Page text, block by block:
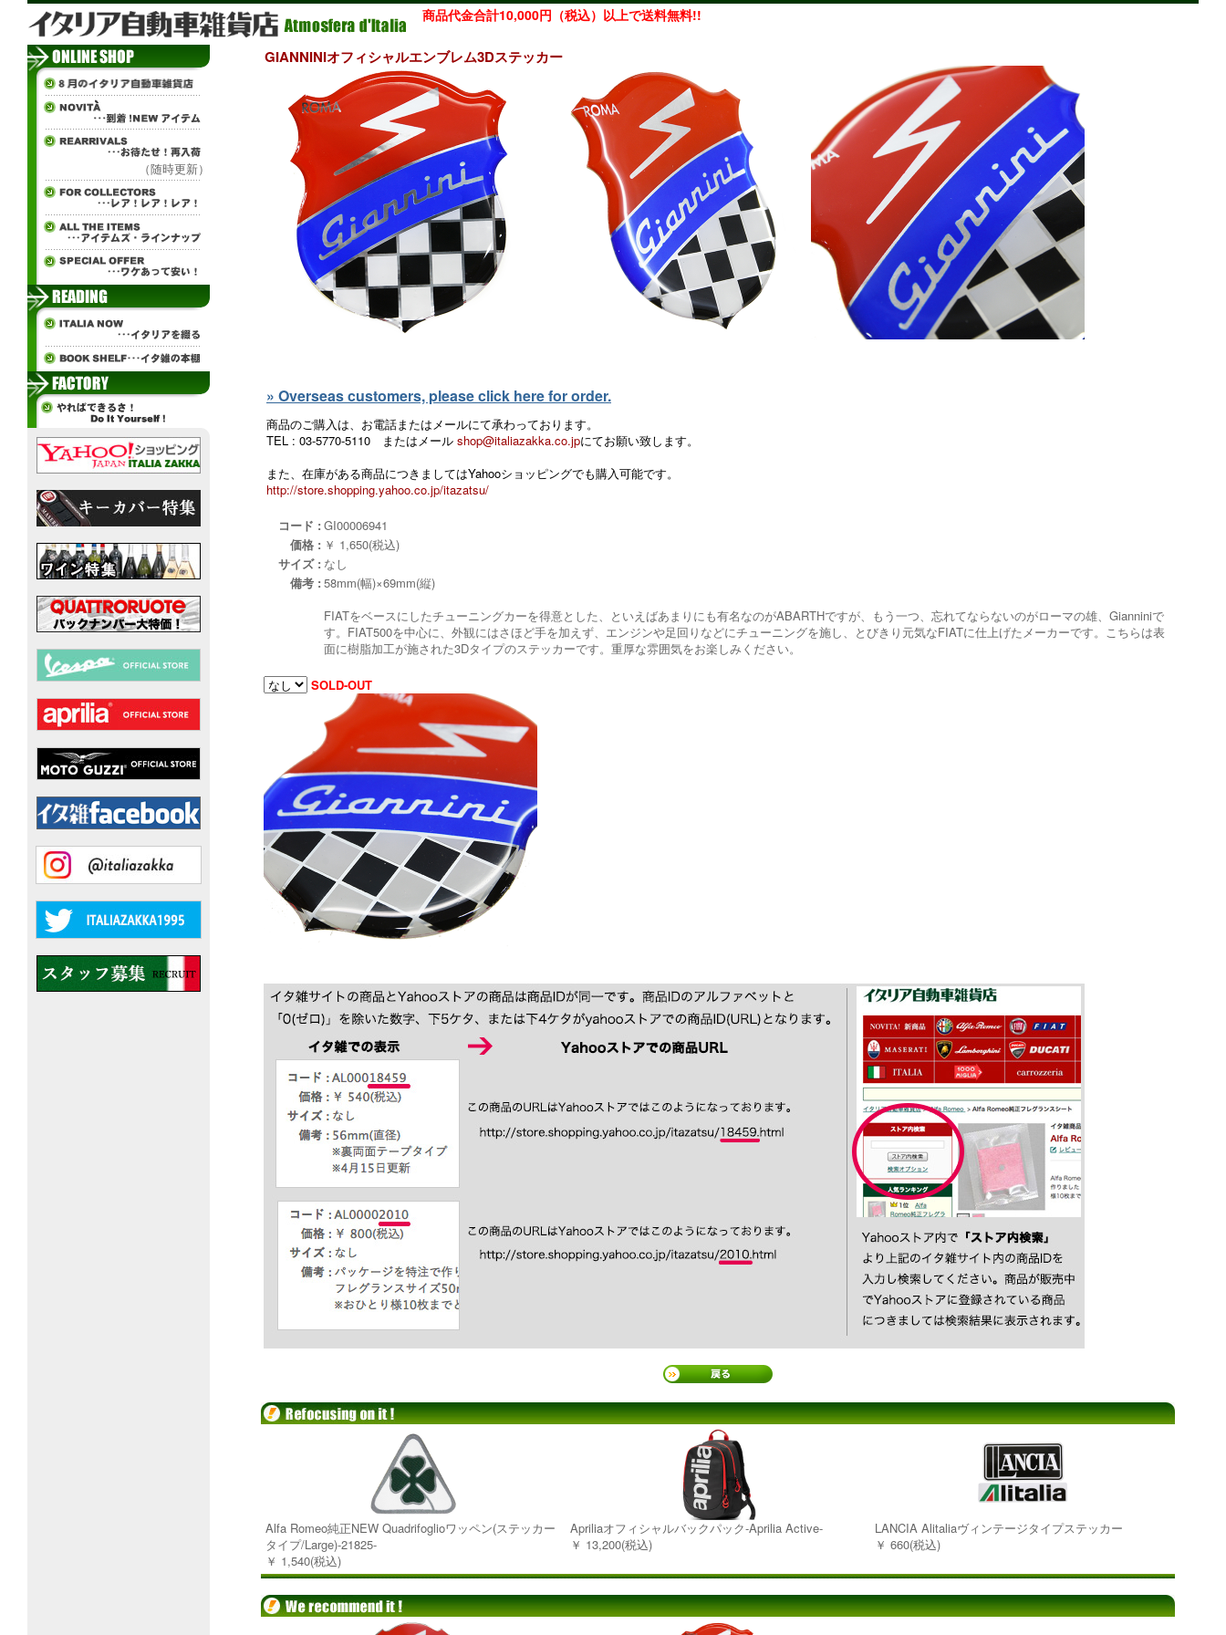
商品代金合計10,000円（税込）以上で送料無料!!
（随時更新）
GIANNINIオフィシャルエンブレム3Dステッカー
» Overseas customers, please click here for order.
商品のご購入は、お電話またはメールにて承わっております。
TEL : 03-5770-5110 またはメール shop@italiazakka.co.jpにてお願い致します。
また、在庫がある商品につきましてはYahooショッピングでも購入可能です。
http://store.shopping.yahoo.co.jp/itazatsu/
コード : GI00006941
価格 : ￥ 1,650(税込)
サイズ : なし
備考 : 58mm(幅)×69mm(縦)
FIATをベースにしたチューニングカーを得意とした、といえばあまりにも有名なのがABARTHですが、もう一つ、忘れてならないのがローマの雄、Gianniniで
す。FIAT500を中心に、外観にはさほど手を加えず、エンジンや足回りなどにチューニングを施し、とびきり元気なFIATに仕上げたメーカーです。こちらは表
面に樹脂加工が施された3Dタイプのステッカーです。重厚な雰囲気をお楽しみください。
SOLD-OUT
Alfa Romeo純正NEW Quadrifoglioワッペン(ステッカー
タイプ/Large)-21825-
￥ 1,540(税込)
Apriliaオフィシャルバックパック-Aprilia Active-
￥ 13,200(税込)
LANCIA Alitaliaヴィンテージタイプステッカー
￥ 660(税込)